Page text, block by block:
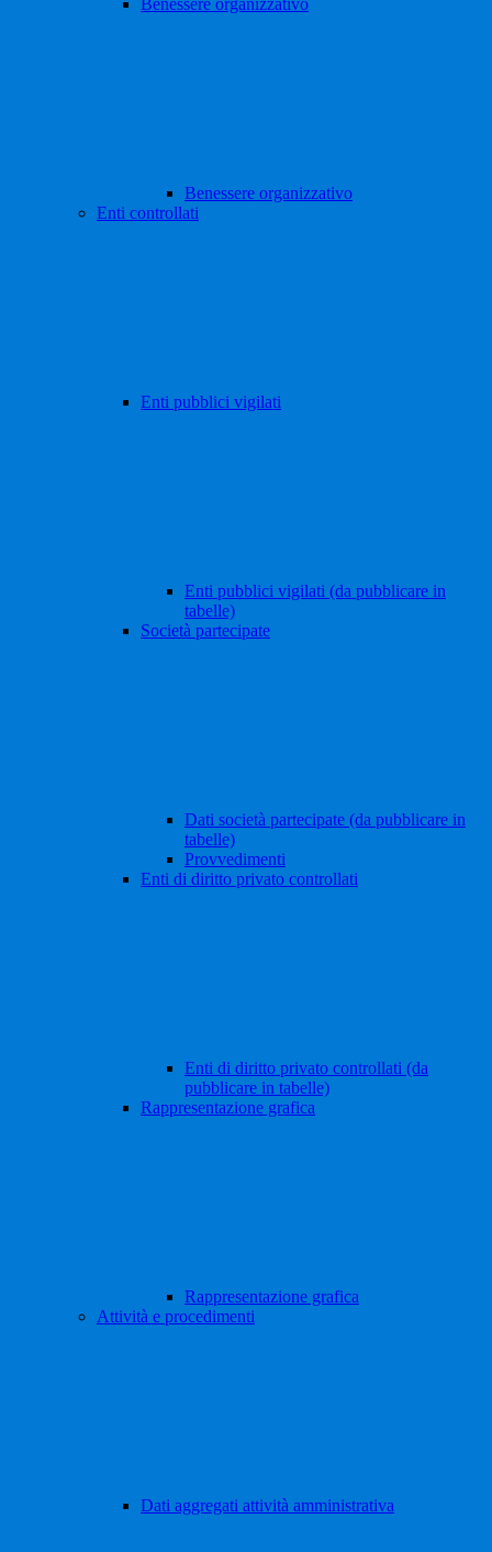
Benessere organizzativo
Benessere organizzativo
Enti controllati
Enti pubblici vigilati
Enti pubblici vigilati (da pubblicare in
tabelle)
Società partecipate
Dati società partecipate (da pubblicare in
tabelle)
Provvedimenti
Enti di diritto privato controllati
Enti di diritto privato controllati (da
pubblicare in tabelle)
Rappresentazione grafica
Rappresentazione grafica
Attività e procedimenti
Dati aggregati attività amministrativa